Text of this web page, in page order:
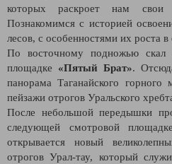
которых раскроет нам свои
Познакомимся с историей
лесов, с особенностями их роста
По восточному подножью
площадке «Пятый Брат».
панорама Таганайского
пейзажи отрогов Уральского
После небольшой передышки
следующей смотровой
открывается новый
отрогов Урал-тау, который